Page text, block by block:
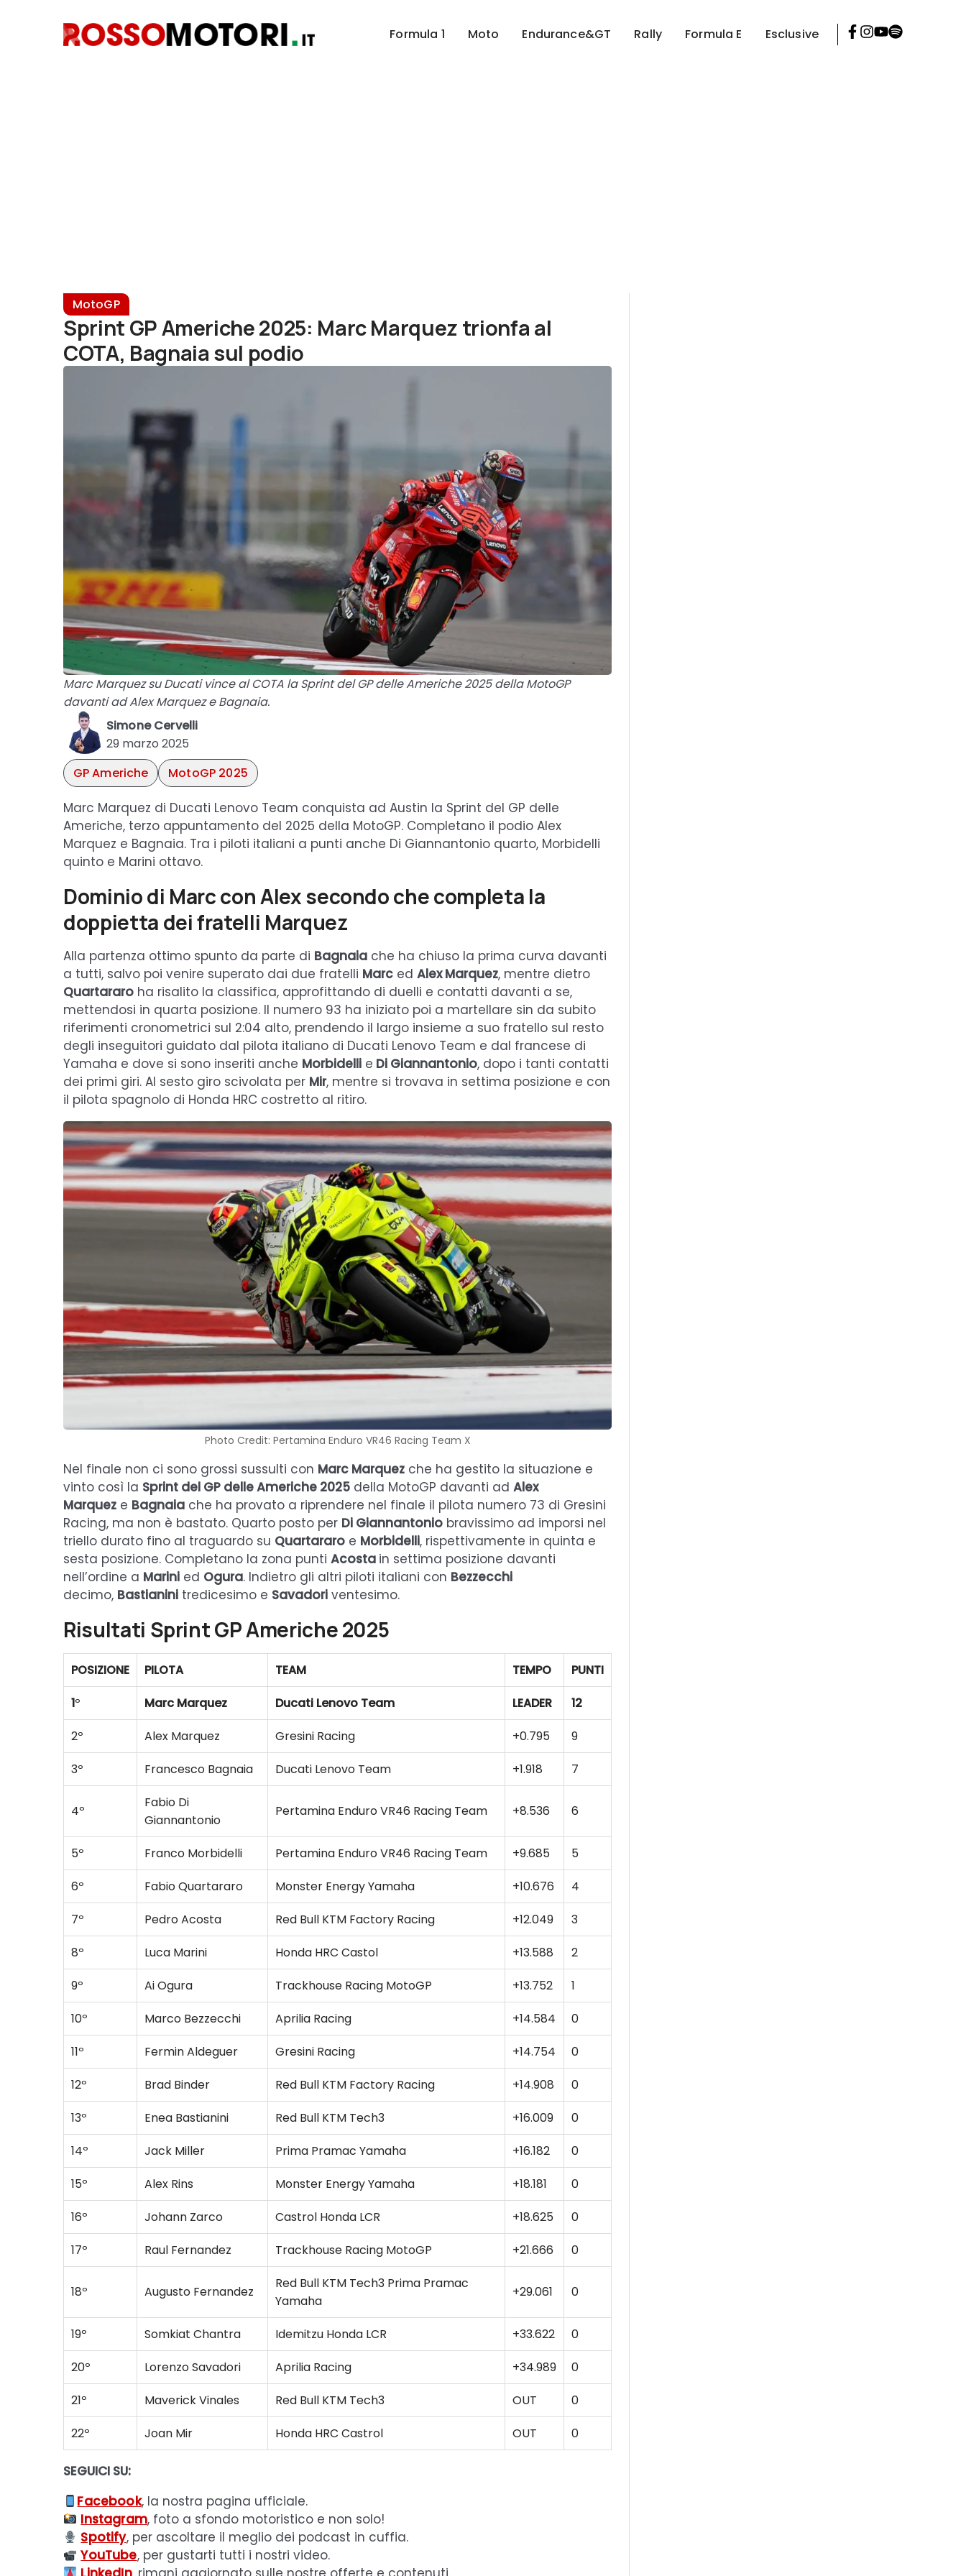
Formula 1 Moto Endurance&GT Rally Formula E Esclusive
MotoGP
Sprint GP Americhe 2025: Marc Marquez trionfa al
COTA, Bagnaia sul podio
Marc Marquez su Ducati vince al COTA la Sprint del GP delle Americhe 2025 della MotoGP
davanti ad Alex Marquez e Bagnaia.
Simone Cervelli
29 marzo 2025
GP Americhe
MotoGP 2025
Marc Marquez di Ducati Lenovo Team conquista ad Austin la Sprint del GP delle
Americhe, terzo appuntamento del 2025 della MotoGP. Completano il podio Alex
Marquez e Bagnaia. Tra i piloti italiani a punti anche Di Giannantonio quarto, Morbidelli
quinto e Marini ottavo.
Dominio di Marc con Alex secondo che completa la
doppietta dei fratelli Marquez
Alla partenza ottimo spunto da parte di Bagnaia che ha chiuso la prima curva davanti
a tutti, salvo poi venire superato dai due fratelli Marc ed Alex Marquez, mentre dietro
Quartararo ha risalito la classifica, approfittando di duelli e contatti davanti a se,
mettendosi in quarta posizione. Il numero 93 ha iniziato poi a martellare sin da subito
riferimenti cronometrici sul 2:04 alto, prendendo il largo insieme a suo fratello sul resto
degli inseguitori guidato dal pilota italiano di Ducati Lenovo Team e dal francese di
Yamaha e dove si sono inseriti anche Morbidelli e Di Giannantonio, dopo i tanti contatti
dei primi giri. Al sesto giro scivolata per Mir, mentre si trovava in settima posizione e con
il pilota spagnolo di Honda HRC costretto al ritiro.
Photo Credit: Pertamina Enduro VR46 Racing Team X
Nel finale non ci sono grossi sussulti con Marc Marquez che ha gestito la situazione e
vinto così la Sprint del GP delle Americhe 2025 della MotoGP davanti ad Alex
Marquez e Bagnaia che ha provato a riprendere nel finale il pilota numero 73 di Gresini
Racing, ma non è bastato. Quarto posto per Di Giannantonio bravissimo ad imporsi nel
triello durato fino al traguardo su Quartararo e Morbidelli, rispettivamente in quinta e
sesta posizione. Completano la zona punti Acosta in settima posizione davanti
nell’ordine a Marini ed Ogura. Indietro gli altri piloti italiani con Bezzecchi
decimo, Bastianini tredicesimo e Savadori ventesimo.
Risultati Sprint GP Americhe 2025
POSIZIONE PILOTA TEAM TEMPO
PUNTI
1º Marc Marquez Ducati Lenovo Team LEADER
12
2º
Alex Marquez Gresini Racing +0.795
9
3º
Francesco Bagnaia Ducati Lenovo Team +1.918 7
4º
Fabio Di
Giannantonio
Pertamina Enduro VR46 Racing Team +8.536 6
5º Franco Morbidelli Pertamina Enduro VR46 Racing Team +9.685
5
6º
Fabio Quartararo Monster Energy Yamaha +10.676
4
7º
Pedro Acosta Red Bull KTM Factory Racing +12.049
3
8º
Luca Marini Honda HRC Castol +13.588
2
9º
Ai Ogura Trackhouse Racing MotoGP +13.752
1
10º
Marco Bezzecchi Aprilia Racing +14.584
0
11º
Fermin Aldeguer Gresini Racing +14.754
0
12º
Brad Binder Red Bull KTM Factory Racing +14.908
0
13º
Enea Bastianini Red Bull KTM Tech3 +16.009
0
14º
Jack Miller Prima Pramac Yamaha +16.182
0
15º
Alex Rins Monster Energy Yamaha +18.181
0
16º
Johann Zarco Castrol Honda LCR +18.625
0
17º
Raul Fernandez Trackhouse Racing MotoGP +21.666 0
18º Augusto Fernandez
Red Bull KTM Tech3 Prima Pramac
Yamaha
+29.061 0
19º Somkiat Chantra Idemitzu Honda LCR +33.622
0
20º
Lorenzo Savadori Aprilia Racing +34.989
0
21º
Maverick Vinales Red Bull KTM Tech3 OUT
0
22º
Joan Mir Honda HRC Castrol OUT 0
SEGUICI SU:
Facebook, la nostra pagina ufficiale.
Instagram, foto a sfondo motoristico e non solo!
Spotify, per ascoltare il meglio dei podcast in cuffia.
YouTube, per gustarti tutti i nostri video.